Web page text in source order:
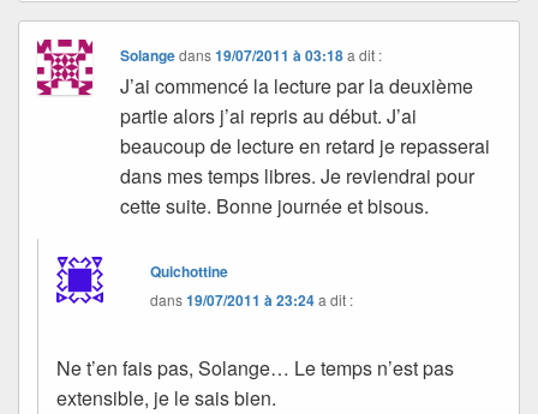
Solangedans19/07/2011 à 03:18 a dit :
J’ai commencé la lecture par la deuxième
partie alors j’ai repris au début. J’ai
beaucoup de lecture en retard je repasserai
dans mes temps libres. Je reviendrai pour
cette suite. Bonne journée et bisous.
Quichottine
dans19/07/2011 à 23:24a dit :
Ne t’en fais pas, Solange… Le temps n’est pas
extensible, je le sais bien.